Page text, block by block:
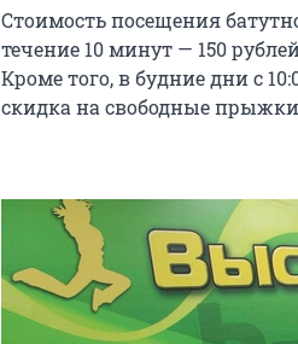
Стоимость посещения
течение 10 минут — 150
Кроме того, в будние дни с
скидка на свободные прыжки